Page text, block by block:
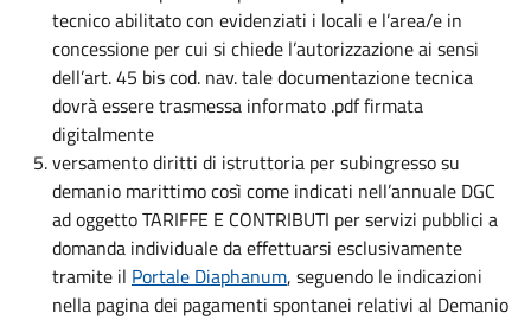
tecnico abilitato con evidenziati i locali e l’area/e in
concessione per cui si chiede l’autorizzazione ai sensi
dell’art. 45 bis cod. nav. tale documentazione tecnica
dovrà essere trasmessa informato .pdf firmata
digitalmente
versamento diritti di istruttoria per subingresso su
demanio marittimo così come indicati nell’annuale DGC
ad oggetto TARIFFE E CONTRIBUTI per servizi pubblici a
domanda individuale da effettuarsi esclusivamente
tramite il Portale Diaphanum, seguendo le indicazioni
nella pagina dei pagamenti spontanei relativi al Demanio